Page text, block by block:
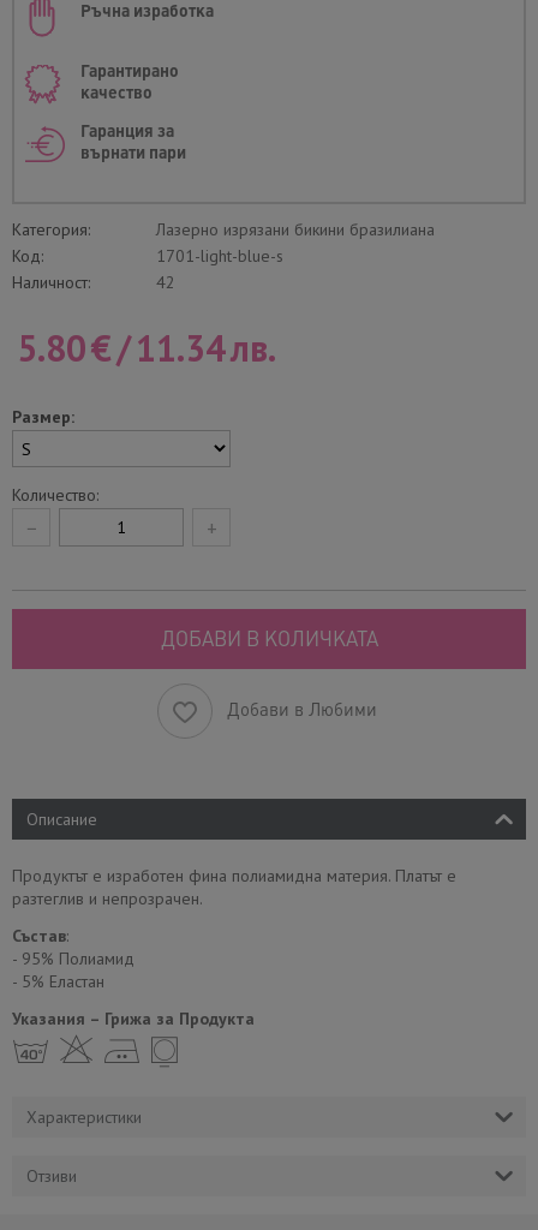
Ръчна изработка
Гарантирано
качество
Гаранция за
върнати пари
Категория:
Лазерно изрязани бикини бразилиана
Код:
1701-light-blue-s
Наличност:
42
5.80€/11.34лв.
Размер:
Количество:
+
−
ДОБАВИ В КОЛИЧКАТА
Добави в Любими
Описание
Продуктът е изработен фина полиамидна материя. Платът е
разтеглив и непрозрачен.
Състав:
- 95% Полиамид
- 5% Еластан
Указания – Грижа за Продукта
h H E Y
Характеристики
Отзиви